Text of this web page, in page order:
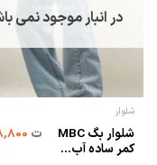
در انبار موجود نمی
شلوار
شلوار بگ MBC
کمر ساده آب...
ت1,668,800